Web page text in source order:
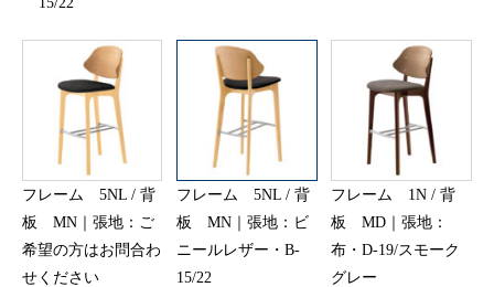
フレーム 5NL / 背
板 MN｜張地：ご
希望の方はお問合わ
せください
フレーム 5NL / 背
板 MN｜張地：ビ
ニールレザー・B-
15/22
フレーム 1N / 背
板 MD｜張地：
布・D-19/スモーク
グレー